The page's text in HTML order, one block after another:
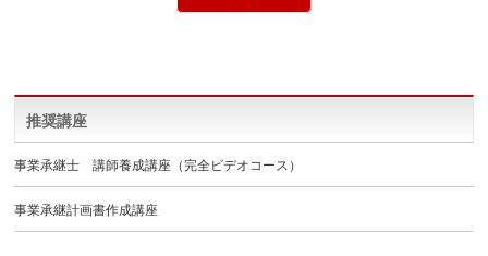
推奨講座
事業承継士 講師養成講座（完全ビデオコース）
事業承継計画書作成講座